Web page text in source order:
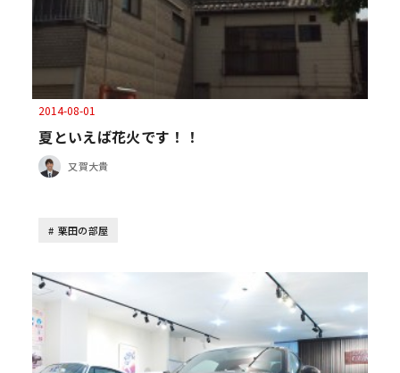
2014-08-01
夏といえば花火です！！
又賀大貴
栗田の部屋